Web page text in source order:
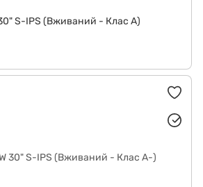
S-IPS (Вживаний - Клас A)